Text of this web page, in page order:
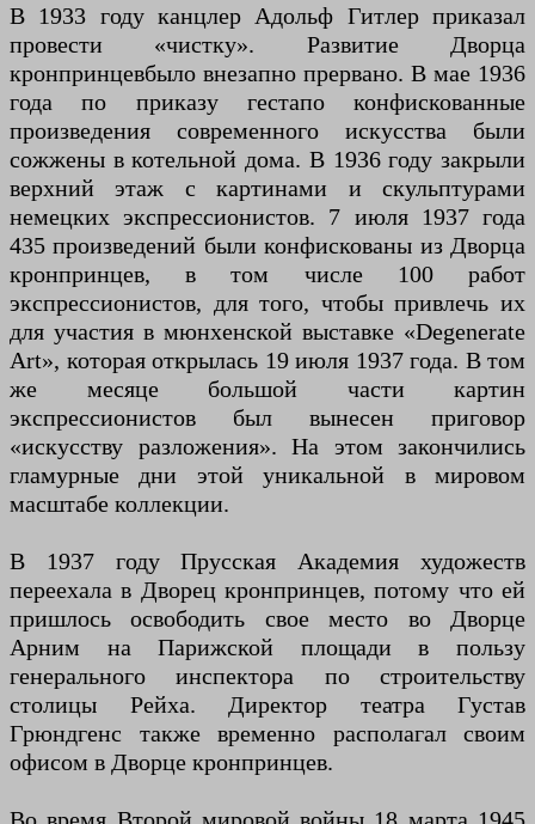
В 1933 году канцлер Адольф Гитлер приказал
провести «чистку». Развитие Дворца
кронпринцевбыло внезапно прервано. В мае 1936
года по приказу гестапо конфискованные
произведения современного искусства были
сожжены в котельной дома. В 1936 году закрыли
верхний этаж с картинами и скульптурами
немецких экспрессионистов. 7 июля 1937 года
435 произведений были конфискованы из Дворца
кронпринцев, в том числе 100 работ
экспрессионистов, для того, чтобы привлечь их
для участия в мюнхенской выставке «Degenerate
Art», которая открылась 19 июля 1937 года. В том
же месяце большой части картин
экспрессионистов был вынесен приговор
«искусству разложения». На этом закончились
гламурные дни этой уникальной в мировом
масштабе коллекции.
В 1937 году Прусская Академия художеств
переехала в Дворец кронпринцев, потому что ей
пришлось освободить свое место во Дворце
Арним на Парижской площади в пользу
генерального инспектора по строительству
столицы Рейха. Директор театра Густав
Грюндгенс также временно располагал своим
офисом в Дворце кронпринцев.